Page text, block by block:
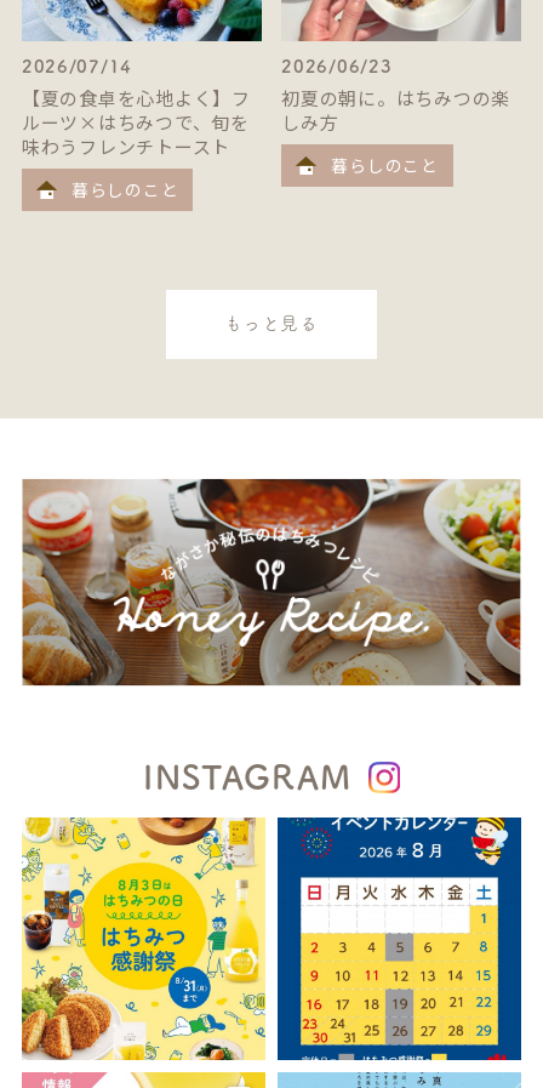
2026/07/14
【夏の食卓を心地よく】フ
ルーツ×はちみつで、旬を
味わうフレンチトースト
暮らしのこと
2026/06/23
初夏の朝に。はちみつの楽
しみ方
暮らしのこと
もっと見る
INSTAGRAM